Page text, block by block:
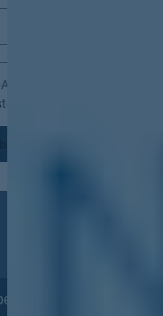
und Website in
Kommentar speichern.